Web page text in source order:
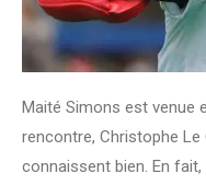
Maité Simons est venue
rencontre, Christophe
connaissent bien. En